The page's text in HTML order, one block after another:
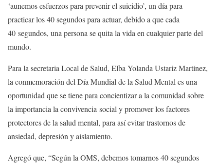
‘aunemos esfuerzos para prevenir el suicidio’, un día para
practicar los 40 segundos para actuar, debido a que cada
40 segundos, una persona se quita la vida en cualquier parte del
mundo.
Para la secretaria Local de Salud, Elba Yolanda Ustariz Martínez,
la conmemoración del Día Mundial de la Salud Mental es una
oportunidad que se tiene para concientizar a la comunidad sobre
la importancia la convivencia social y promover los factores
protectores de la salud mental, para así evitar trastornos de
ansiedad, depresión y aislamiento.
Agregó que, “Según la OMS, debemos tomarnos 40 segundos